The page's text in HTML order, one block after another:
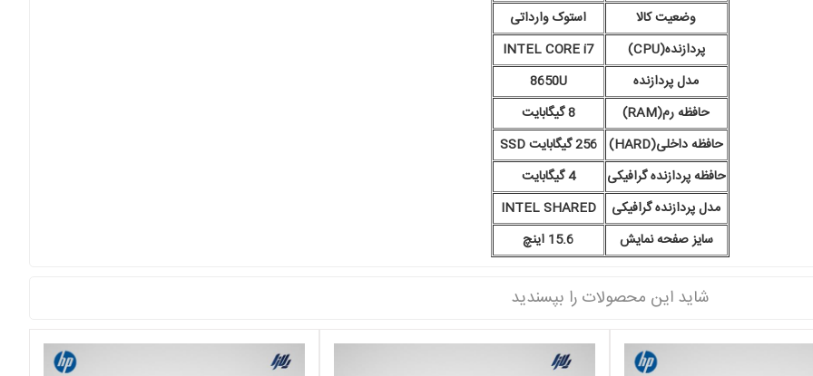
وضعیت کالا
استوک وارداتی
پردازنده(CPU)
INTEL CORE i7
مدل پردازنده
8650U
حافظه رم(RAM)
8 گیگابایت
حافظه داخلی(HARD)
256 گیگابایت SSD
حافظه پردازنده گرافیکی
4 گیگابایت
مدل پردازنده گرافیکی
INTEL SHARED
سایز صفحه نمایش
15.6 اینچ
شاید این محصولات را بپسندید